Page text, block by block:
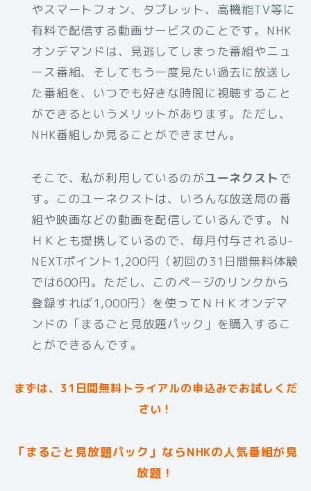
やスマートフォン、タブレット、高機能TV等に
有料で配信する動画サービスのことです。NHK
オンデマンドは、見逃してしまった番組やニュ
ース番組、そしてもう一度見たい過去に放送し
た番組を、いつでも好きな時間に視聴すること
ができるというメリットがあります。ただし、
NHK番組しか見ることができません。
そこで、私が利用しているのがユーネクストで
す。このユーネクストは、いろんな放送局の番
組や映画などの動画を配信しているんです。Ｎ
ＨＫとも提携しているので、毎月付与されるU-
NEXTポイント1,200円（初回の31日間無料体験
では600円。ただし、このページのリンクから
登録すれば1,000円）を使ってＮＨＫオンデマ
ンドの「まるごと見放題パック」を購入するこ
とができるんです。
まずは、31日間無料トライアルの申込みでお試しくだ
さい！
「まるごと見放題パック」ならNHKの人気番組が見
放題！